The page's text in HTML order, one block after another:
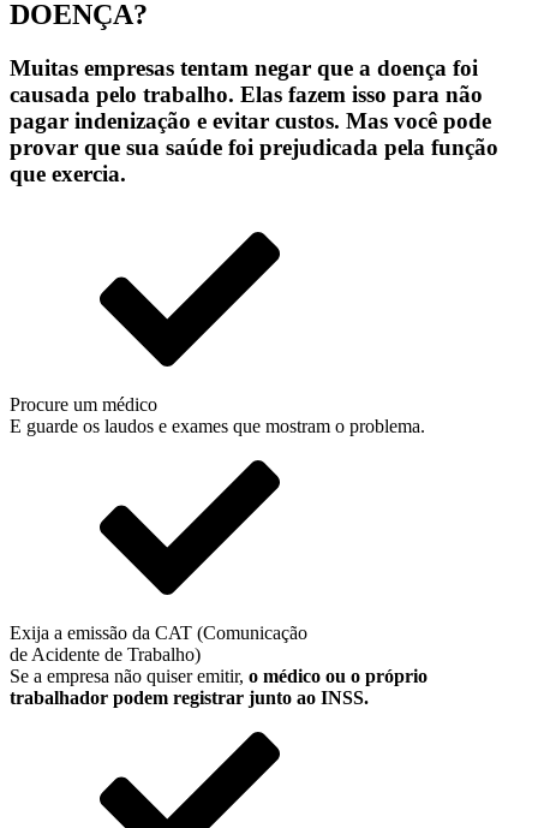
DOENÇA?
Muitas empresas tentam negar que a doença foi
causada pelo trabalho. Elas fazem isso para não
pagar indenização e evitar custos. Mas você pode
provar que sua saúde foi prejudicada pela função
que exercia.
Procure um médico
E guarde os laudos e exames que mostram o problema.
Exija a emissão da CAT (Comunicação
de Acidente de Trabalho)
Se a empresa não quiser emitir, o médico ou o próprio
trabalhador podem registrar junto ao INSS.